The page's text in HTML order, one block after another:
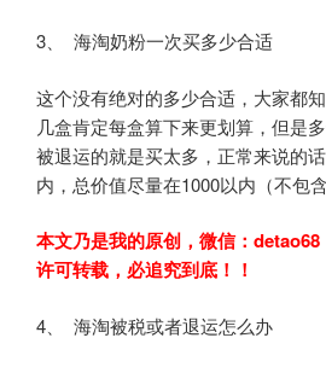
3、 海淘奶粉一次买多少合适
这个没有绝对的多少合适，大家都
几盒肯定每盒算下来更划算，但是
被退运的就是买太多，正常来说的
内，总价值尽量在1000以内（不包
本文乃是我的原创，微信： detao68
许可转载，必追究到底！！
4、 海淘被税或者退运怎么办